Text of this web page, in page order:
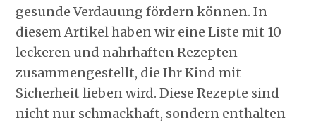
gesunde Verdauung fördern können. In
diesem Artikel haben wir eine Liste mit 10
leckeren und nahrhaften Rezepten
zusammengestellt, die Ihr Kind mit
Sicherheit lieben wird. Diese Rezepte sind
nicht nur schmackhaft, sondern enthalten